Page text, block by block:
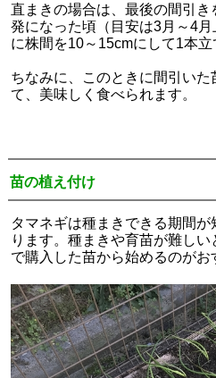
直まきの場合は、最後の間引
発になった頃（目安は3月～4
に株間を10～15cmにして1本立
ちなみに、このときに間引い
て、美味しく食べられます。
苗の植え付け
タマネギは種まきできる期間
ります。種まきや育苗が難し
で購入した苗から始めるのがお